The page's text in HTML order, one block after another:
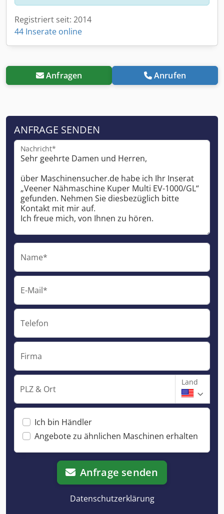
Registriert seit: 2014
44 Inserate online
Anfragen Anrufen
ANFRAGE SENDEN
Nachricht*
Name*
E-Mail*
Telefon
Firma
PLZ & Ort
Land
Ich bin Händler
Angebote zu ähnlichen Maschinen erhalten
Anfrage senden
Datenschutzerklärung